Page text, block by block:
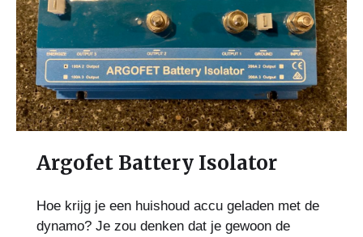
Argofet Battery Isolator
Hoe krijg je een huishoud accu geladen met de
dynamo? Je zou denken dat je gewoon de